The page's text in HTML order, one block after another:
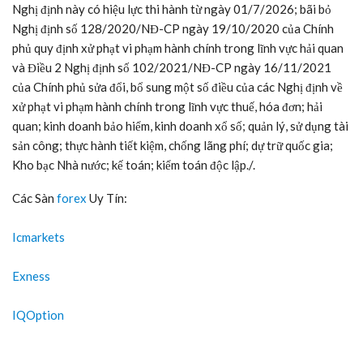
Nghị định này có hiệu lực thi hành từ ngày 01/7/2026; bãi bỏ
Nghị định số 128/2020/NĐ-CP ngày 19/10/2020 của Chính
phủ quy định xử phạt vi phạm hành chính trong lĩnh vực hải quan
và Điều 2 Nghị định số 102/2021/NĐ-CP ngày 16/11/2021
của Chính phủ sửa đổi, bổ sung một số điều của các Nghị định về
xử phạt vi phạm hành chính trong lĩnh vực thuế, hóa đơn; hải
quan; kinh doanh bảo hiểm, kinh doanh xổ số; quản lý, sử dụng tài
sản công; thực hành tiết kiệm, chống lãng phí; dự trữ quốc gia;
Kho bạc Nhà nước; kế toán; kiểm toán độc lập./.
Các Sàn forex Uy Tín:
Icmarkets
Exness
IQOption